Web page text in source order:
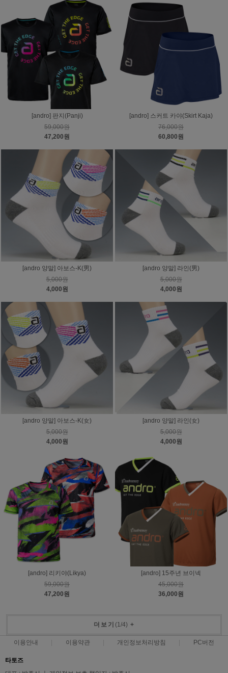
[andro] 판지(Panji)
59,000원
47,200원
[andro] 스커트 카야(Skirt Kaja)
76,000원
60,800원
[andro 양말] 아보스-K(男)
5,000원
4,000원
[andro 양말] 라인(男)
5,000원
4,000원
[andro 양말] 아보스-K(女)
5,000원
4,000원
[andro 양말] 라인(女)
5,000원
4,000원
[andro] 리키야(Likya)
59,000원
47,200원
[andro] 15주년 브이넥
45,000원
36,000원
더보기 (1/4) +
이용안내 이용약관 개인정보처리방침 PC버전
타토즈